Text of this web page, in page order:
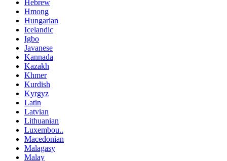
Hebrew
Hmong
Hungarian
Icelandic
Igbo
Javanese
Kannada
Kazakh
Khmer
Kurdish
Kyrgyz
Latin
Latvian
Lithuanian
Luxembou..
Macedonian
Malagasy
Malay